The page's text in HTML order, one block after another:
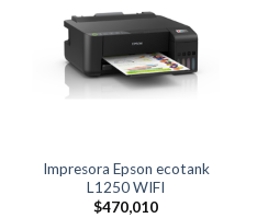
Impresora Epson ecotank
L1250 WIFI
$470,010